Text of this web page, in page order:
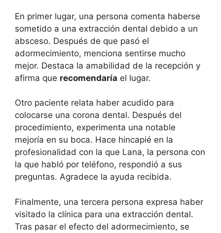
En primer lugar, una persona comenta haberse
sometido a una extracción dental debido a un
absceso. Después de que pasó el
adormecimiento, menciona sentirse mucho
mejor. Destaca la amabilidad de la recepción y
afirma que recomendaría el lugar.
Otro paciente relata haber acudido para
colocarse una corona dental. Después del
procedimiento, experimenta una notable
mejoría en su boca. Hace hincapié en la
profesionalidad con la que Lana, la persona con
la que habló por teléfono, respondió a sus
preguntas. Agradece la ayuda recibida.
Finalmente, una tercera persona expresa haber
visitado la clínica para una extracción dental.
Tras pasar el efecto del adormecimiento, se